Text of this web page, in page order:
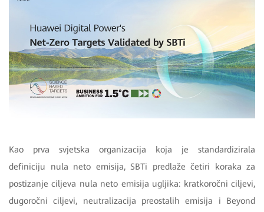
Kao prva svjetska organizacija koja je standardizirala
definiciju nula neto emisija, SBTi predlaže četiri koraka za
postizanje ciljeva nula neto emisija ugljika: kratkoročni ciljevi,
dugoročni ciljevi, neutralizacija preostalih emisija i Beyond